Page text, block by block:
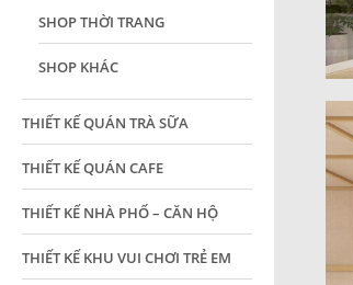
SHOP THỜI TRANG
SHOP KHÁC
THIẾT KẾ QUÁN TRÀ SỮA
THIẾT KẾ QUÁN CAFE
THIẾT KẾ NHÀ PHỐ – CĂN HỘ
THIẾT KẾ KHU VUI CHƠI TRẺ EM